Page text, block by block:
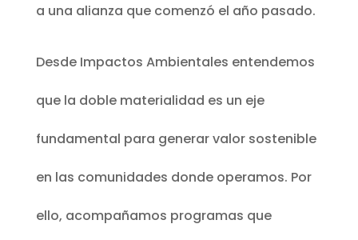
a una alianza que comenzó el año pasado.
Desde Impactos Ambientales entendemos
que la doble materialidad es un eje
fundamental para generar valor sostenible
en las comunidades donde operamos. Por
ello, acompañamos programas que